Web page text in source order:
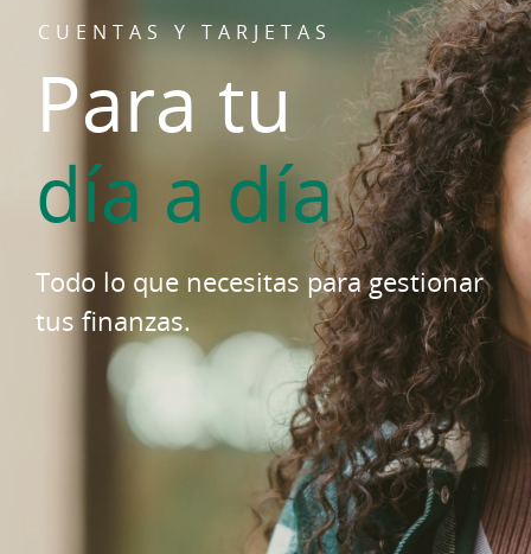
CUENTAS Y TARJETAS
Para tu
día a día
Todo lo que necesitas para gestionar
tus finanzas.